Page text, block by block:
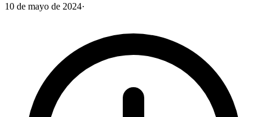
10 de mayo de 2024·